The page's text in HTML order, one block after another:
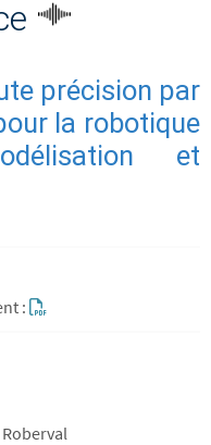
précision par
la robotique
et
: